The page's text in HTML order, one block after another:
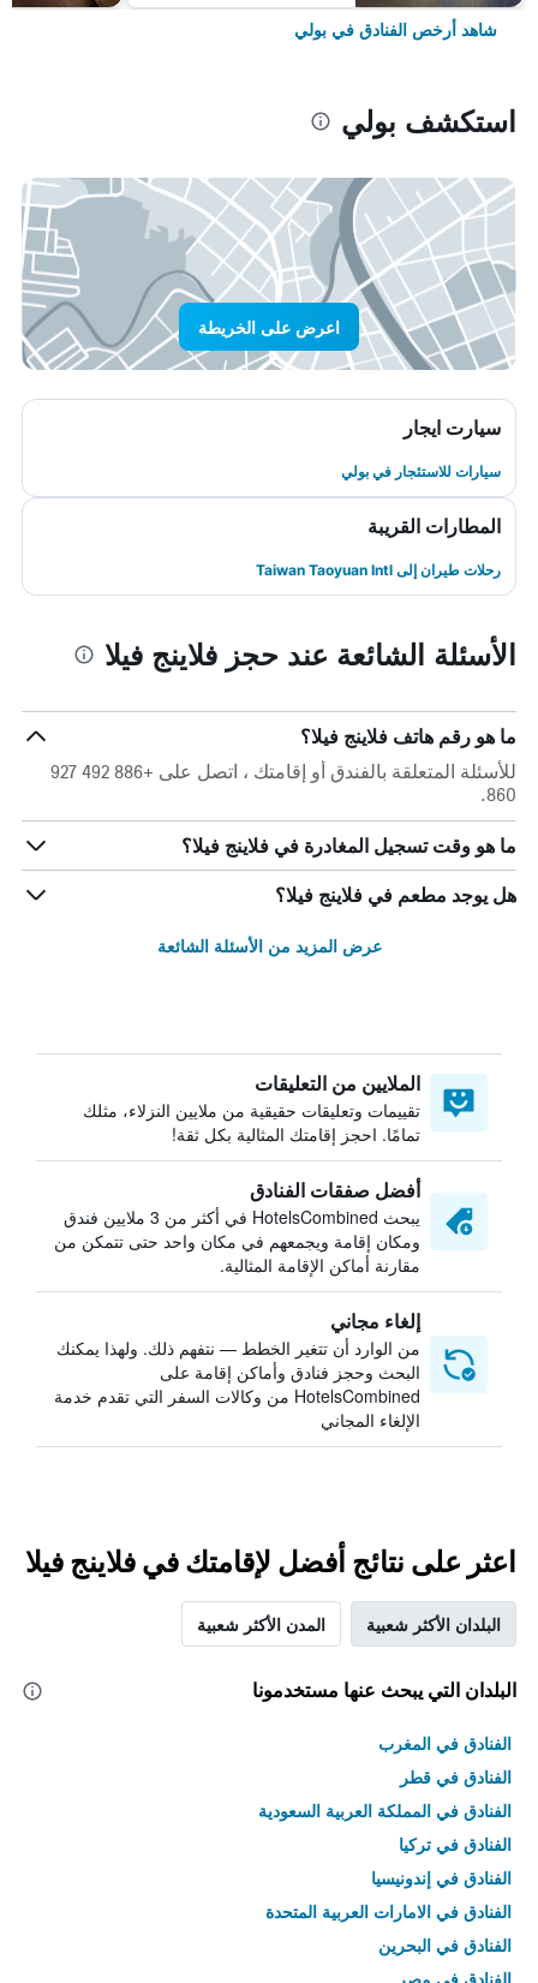
شاهد أرخص الفنادق في بولي
استكشف بولي
اعرض على الخريطة
سيارت ايجار
سيارات للاستئجار في بولي
المطارات القريبة
رحلات طيران إلى Taiwan Taoyuan Intl
الأسئلة الشائعة عند حجز فلاينج فيلا
ما هو رقم هاتف فلاينج فيلا؟
للأسئلة المتعلقة بالفندق أو إقامتك ، اتصل على +886 492 927
860.
ما هو وقت تسجيل المغادرة في فلاينج فيلا؟
هل يوجد مطعم في فلاينج فيلا؟
عرض المزيد من الأسئلة الشائعة
الملايين من التعليقات
تقييمات وتعليقات حقيقية من ملايين النزلاء، مثلك
تمامًا. احجز إقامتك المثالية بكل ثقة!
أفضل صفقات الفنادق
يبحث HotelsCombined في أكثر من 3 ملايين فندق
ومكان إقامة ويجمعهم في مكان واحد حتى تتمكن من
مقارنة أماكن الإقامة المثالية.
إلغاء مجاني
من الوارد أن تتغير الخطط — نتفهم ذلك. ولهذا يمكنك
البحث وحجز فنادق وأماكن إقامة على
HotelsCombined من وكالات السفر التي تقدم خدمة
الإلغاء المجاني
اعثر على نتائج أفضل لإقامتك في فلاينج فيلا
البلدان الأكثر شعبية المدن الأكثر شعبية
البلدان التي يبحث عنها مستخدمونا
الفنادق في المغرب
الفنادق في قطر
الفنادق في المملكة العربية السعودية
الفنادق في تركيا
الفنادق في إندونيسيا
الفنادق في الامارات العربية المتحدة
الفنادق في البحرين
الفنادق في مصر